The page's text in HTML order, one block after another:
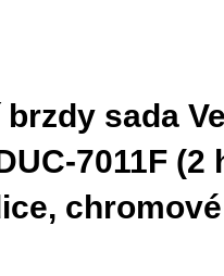
sada
7011F (2
chromové